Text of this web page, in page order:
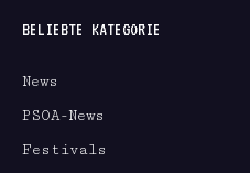
BELIEBTE KATEGORIE
News
PSOA-News
Festivals